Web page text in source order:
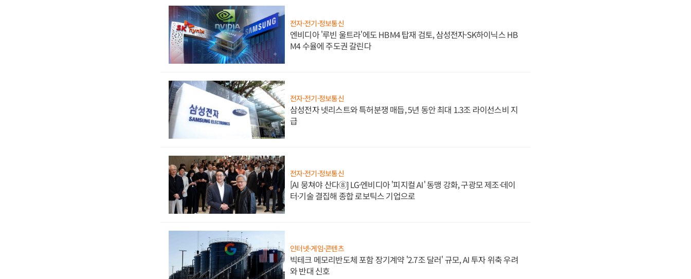
전자·전기·정보통신
엔비디아 '루빈 울트라'에도 HBM4 탑재 검토, 삼성전자·SK하이닉스 HB
M4 수율에 주도권 갈린다
전자·전기·정보통신
삼성전자 넷리스트와 특허분쟁 매듭, 5년 동안 최대 1.3조 라이선스비 지
급
전자·전기·정보통신
[AI 뭉쳐야 산다⑧] LG·엔비디아 '피지컬 AI' 동맹 강화, 구광모 제조·데이
터·기술 결집해 종합 로보틱스 기업으로
인터넷·게임·콘텐츠
빅테크 메모리반도체 포함 장기계약 '2.7조 달러' 규모, AI 투자 위축 우려
와 반대 신호